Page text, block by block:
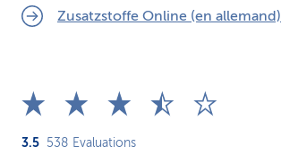
Zusatzstoffe Online (en allemand)
3.5 538 Evaluations